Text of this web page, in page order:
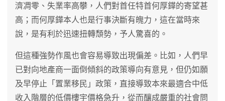
濟凋零、失業率高攀，人們對首任特首何厚鏵的寄望甚
高；而何厚鏵本人也是行事決斷有魄力，這在當時來
說，是有利於迅速扭轉頹勢，予人驚喜的。
但這種強勢作風也會容易導致出現偏差。比如，人們早
已對向地產商一面倒傾斜的政策導向有意見，但仍如願
及早停止「置業移民」政策，直接導致本來最適合中低
收入階層的低價樓宇價格急升，從而釀成嚴重的社會問